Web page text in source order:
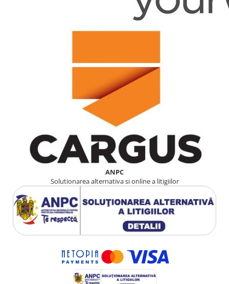
ANPC
Solutionarea alternativa si online a litigiilor